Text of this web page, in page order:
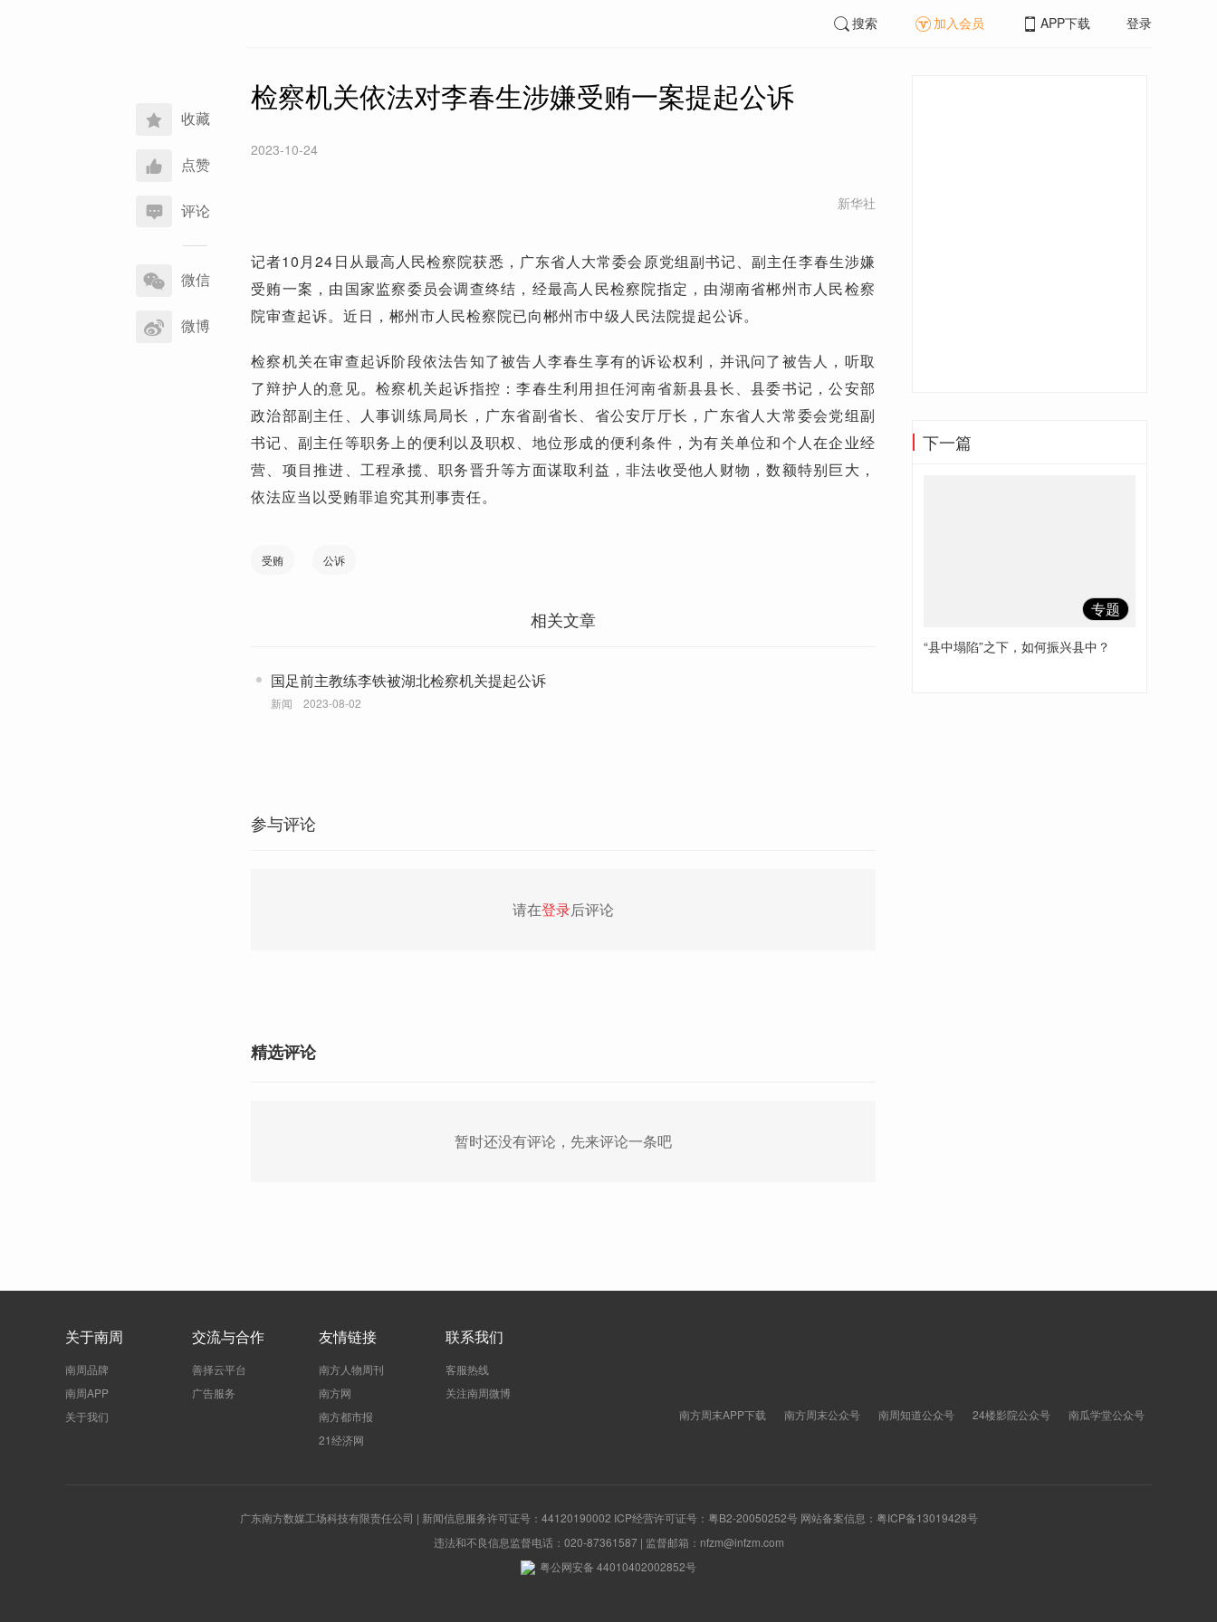
收藏
点赞
评论
享
到
微信
微博
搜索 加入会员 APP下载 登录
检察机关依法对李春生涉嫌受贿一案提起公诉
2023-10-24
新华社
记者10月24日从最高人民检察院获悉，广东省人大常委会原党组副书记、副主任李春生涉嫌
受贿一案，由国家监察委员会调查终结，经最高人民检察院指定，由湖南省郴州市人民检察
院审查起诉。近日，郴州市人民检察院已向郴州市中级人民法院提起公诉。
检察机关在审查起诉阶段依法告知了被告人李春生享有的诉讼权利，并讯问了被告人，听取
了辩护人的意见。检察机关起诉指控：李春生利用担任河南省新县县长、县委书记，公安部
政治部副主任、人事训练局局长，广东省副省长、省公安厅厅长，广东省人大常委会党组副
书记、副主任等职务上的便利以及职权、地位形成的便利条件，为有关单位和个人在企业经
营、项目推进、工程承揽、职务晋升等方面谋取利益，非法收受他人财物，数额特别巨大，
依法应当以受贿罪追究其刑事责任。
受贿 公诉
相关文章
国足前主教练李铁被湖北检察机关提起公诉
新闻 2023-08-02
参与评论
请在登录后评论
精选评论
暂时还没有评论，先来评论一条吧
下一篇
专题
“县中塌陷”之下，如何振兴县中？
关于南周
南周品牌
南周APP
关于我们
交流与合作
善择云平台
广告服务
友情链接
南方人物周刊
南方网
南方都市报
21经济网
联系我们
客服热线
关注南周微博
南方周末APP下载
南方周末公众号 南周知道公众号 24楼影院公众号 南瓜学堂公众号
广东南方数媒工场科技有限责任公司 | 新闻信息服务许可证号：44120190002 ICP经营许可证号：粤B2-20050252号 网站备案信息： 粤ICP备13019428号
违法和不良信息监督电话：020-87361587 | 监督邮箱：nfzm@infzm.com
粤公网安备 44010402002852号